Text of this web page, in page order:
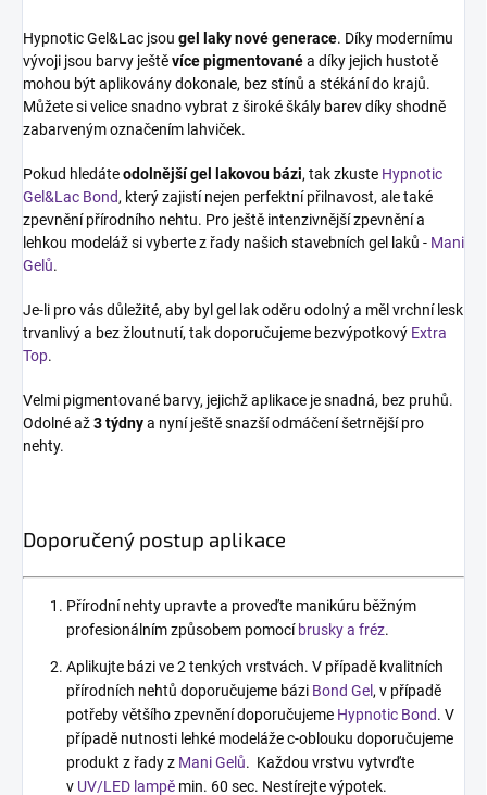
Hypnotic Gel&Lac jsou gel lakynové generace. Díky modernímu
vývoji jsou barvy ještěvíce pigmentovanéa díky jejich hustotě
mohou být aplikovány dokonale, bez stínů a stékání do krajů.
Můžete si velice snadno vybrat z široké škály barev díky shodně
zabarveným označením lahviček.
Pokud hledáteodolnější gel lakovou bázi, tak zkuste Hypnotic
Gel&Lac Bond, který zajistí nejen perfektní přilnavost, ale také
zpevnění přírodního nehtu. Pro ještě intenzivnější zpevnění a
lehkou modeláž si vyberte z řady našich stavebních gel laků - Mani
Gelů.
Je-li pro vás důležité, aby byl gel lak oděru odolný a měl vrchní lesk
trvanlivý a bez žloutnutí, tak doporučujeme bezvýpotkový Extra
Top.
Velmi pigmentované barvy, jejichž aplikace je snadná, bez pruhů.
Odolné až3 týdnya nyní ještě snazší odmáčení šetrnější pro
nehty.
Doporučený postup aplikace
Přírodní nehty upravte a proveďte manikúru běžným
profesionálním způsobem pomocí brusky a fréz.
Aplikujte bázi ve 2 tenkých vrstvách. V případě kvalitních
přírodních nehtů doporučujeme bázi Bond Gel, v případě
potřeby většího zpevnění doporučujeme Hypnotic Bond. V
případě nutnosti lehké modeláže c-oblouku doporučujeme
produkt z řady z Mani Gelů. Každou vrstvu vytvrďte
v UV/LED lampě min. 60 sec. Nestírejte výpotek.